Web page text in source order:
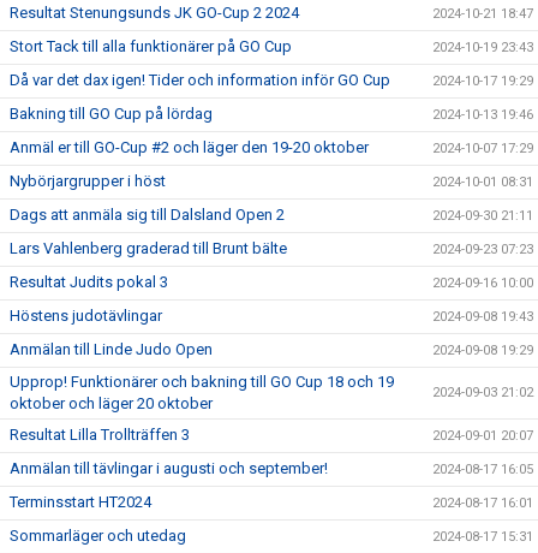
Resultat Stenungsunds JK GO-Cup 2 2024 2024-10-21 18:47
Stort Tack till alla funktionärer på GO Cup 2024-10-19 23:43
Då var det dax igen! Tider och information inför GO Cup 2024-10-17 19:29
Bakning till GO Cup på lördag 2024-10-13 19:46
Anmäl er till GO-Cup #2 och läger den 19-20 oktober 2024-10-07 17:29
Nybörjargrupper i höst 2024-10-01 08:31
Dags att anmäla sig till Dalsland Open 2 2024-09-30 21:11
Lars Vahlenberg graderad till Brunt bälte 2024-09-23 07:23
Resultat Judits pokal 3 2024-09-16 10:00
Höstens judotävlingar 2024-09-08 19:43
Anmälan till Linde Judo Open 2024-09-08 19:29
Upprop! Funktionärer och bakning till GO Cup 18 och 19
oktober och läger 20 oktober
2024-09-03 21:02
Resultat Lilla Trollträffen 3 2024-09-01 20:07
Anmälan till tävlingar i augusti och september! 2024-08-17 16:05
Terminsstart HT2024 2024-08-17 16:01
Sommarläger och utedag 2024-08-17 15:31